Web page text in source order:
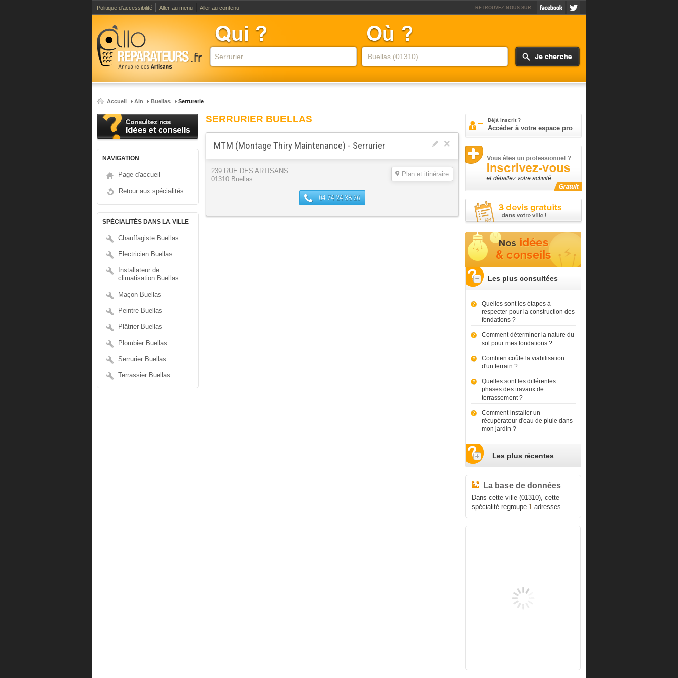
Politique d'accessibilité Aller au menu Aller au contenu RETROUVEZ-NOUS SUR
Accueil Ain Buellas Serrurerie
NAVIGATION
Page d'accueil
Retour aux spécialités
SPÉCIALITÉS DANS LA VILLE
Chauffagiste Buellas
Electricien Buellas
Installateur de
climatisation Buellas
Maçon Buellas
Peintre Buellas
Plâtrier Buellas
Plombier Buellas
Serrurier Buellas
Terrassier Buellas
SERRURIER BUELLAS
MTM (Montage Thiry Maintenance) - Serrurier
Plan et itinéraire
239 RUE DES ARTISANS
01310 Buellas
04 74 24 38 26
Déjà inscrit ?
Accéder à votre espace pro
Les plus consultées
Quelles sont les étapes à
respecter pour la construction des
fondations ?
Comment déterminer la nature du
sol pour mes fondations ?
Combien coûte la viabilisation
d'un terrain ?
Quelles sont les différentes
phases des travaux de
terrassement ?
Comment installer un
récupérateur d'eau de pluie dans
mon jardin ?
Les plus récentes
La base de données
Dans cette ville (01310), cette
spécialité regroupe 1adresses.